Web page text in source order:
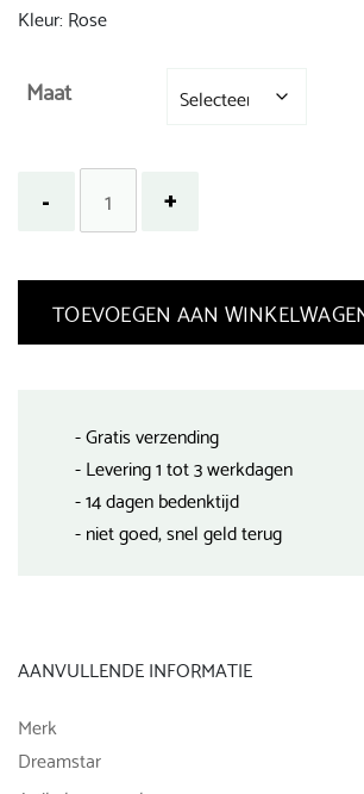
Kleur: Rose
Maat
TOEVOEGEN AAN
- Gratis verzending
- Levering 1 tot 3 werkdagen
- 14 dagen bedenktijd
- niet goed, snel geld terug
AANVULLENDE INFORMATIE
Merk
Dreamstar